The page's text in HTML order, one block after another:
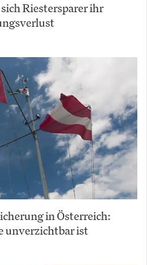
Riestersparer ihr
in Österreich:
unverzichtbar ist